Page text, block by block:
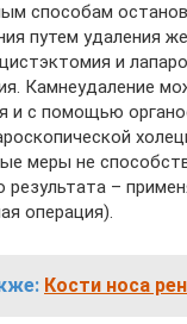
способам
путем удаления
и
Камнеудаление
и с помощью
меры не
результата –
операция).
Кости носа